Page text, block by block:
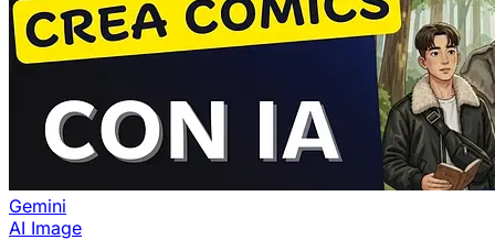
Gemini
AI Image